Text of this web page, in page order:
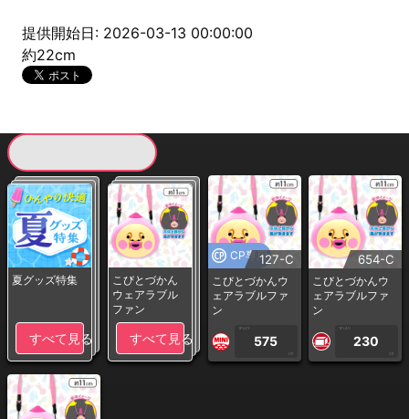
提供開始日: 2026-03-13 00:00:00
約22cm
夏グッズ特集
すべて見る
こびとづかん
ウェアラブル
ファン
すべて見る
CP専用127-C
こびとづかんウ
ェアラブルファ
ン
1PLAY
575
CP
654-C
こびとづかんウ
ェアラブルファ
ン
1PLAY
230
CP